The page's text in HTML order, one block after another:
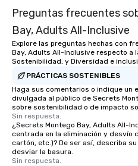
Preguntas frecuentes
Bay, Adults All-Inclusive
Explore las preguntas hechas con
Bay, Adults All-Inclusive respecto a
Sostenibilidad, y Diversidad e
PRÁCTICAS SOSTENIBLES
Haga sus comentarios o indique un
divulgada al público de Secrets
sobre sostenibilidad o de impacto
Sin respuesta.
¿Secrets Montego Bay, Adults All-
centrada en la eliminación y desvío
cartón, etc.)? De ser así, describa
desviar la basura.
Sin respuesta.